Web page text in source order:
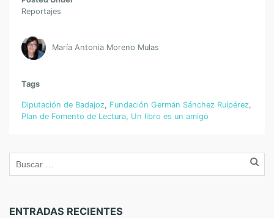
Reportajes
María Antonia Moreno Mulas
Tags
Diputación de Badajoz, Fundación Germán Sánchez Ruipérez,
Plan de Fomento de Lectura, Un libro es un amigo
ENTRADAS RECIENTES